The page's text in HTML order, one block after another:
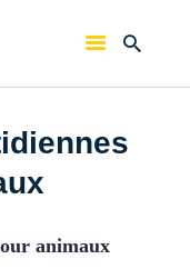
animaux